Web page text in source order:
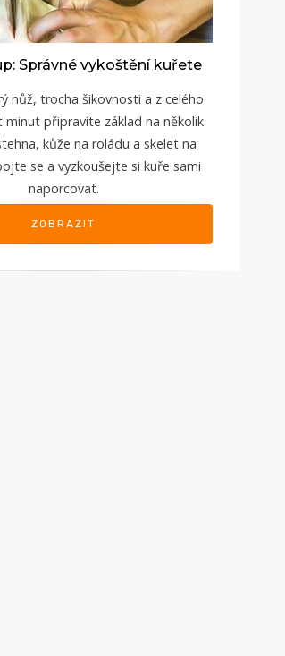
Správné vykoštění kuřete
nůž, trocha šikovnosti a z celého
minut připravíte základ na několik
kůže na roládu a skelet na
se a vyzkoušejte si kuře sami
naporcovat.
ZOBRAZIT